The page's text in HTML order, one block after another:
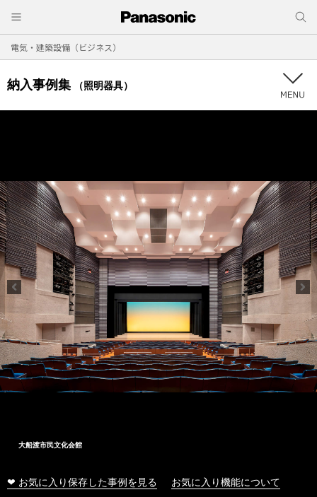
電気・建築設備（ビジネス）
納入事例集 （照明器具）
大船渡市民文化会館
❤ お気に入り保存した事例を見る お気に入り機能について